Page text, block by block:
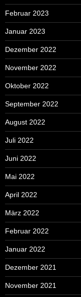
Februar 2023
Januar 2023
Dezember 2022
November 2022
Oktober 2022
September 2022
August 2022
Juli 2022
Juni 2022
Mai 2022
April 2022
März 2022
Februar 2022
Januar 2022
Dezember 2021
November 2021